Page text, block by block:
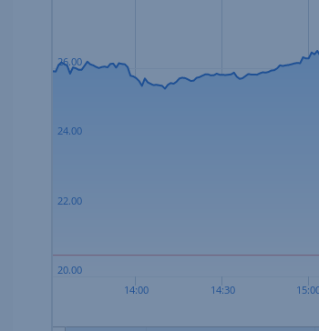
14:00 14:30
20.00
22.00
24.00
26.00